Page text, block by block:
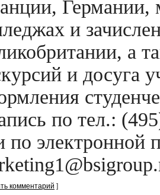
Германии,
и
а
и досуга
по тел.:
по электронной
комментарий ]